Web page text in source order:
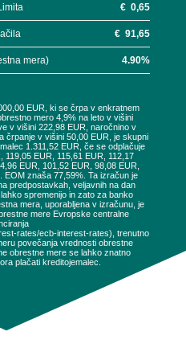
€0,65
€91,65
mera) 4.90%
EUR, ki se črpa v enkratnem
mero 4,9% na leto v višini
v višini 222,98 EUR, naročnino v
črpanje v višini 50,00 EUR, je skupni
1.311,52 EUR, če se odplačuje
EUR, 115,61 EUR, 112,17
EUR, 101,52 EUR, 98,08 EUR,
EOM znaša 77,59%. Ta izračun je
predpostavkah, veljavnih na dan
spremenijo in zato za banko
mera, uporabljena v izračunu, je
mere Evropske centralne
rates/ecb-interest-rates), trenutno
povečanja vrednosti obrestne
obrestne mere se lahko znatno
plačati kreditojemalec.